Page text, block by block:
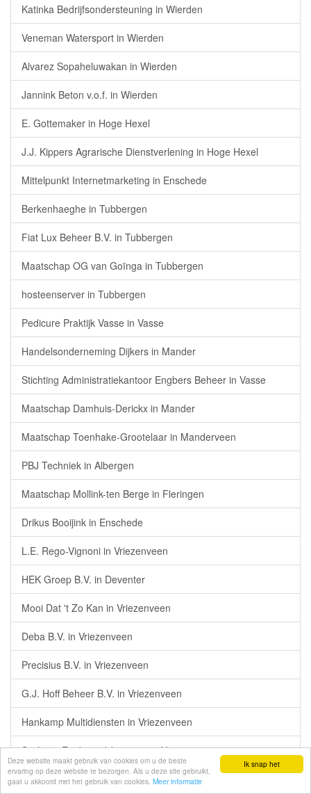
Ik snap het
Deze website maakt gebruik van cookies om u de beste
ervaring op deze website te bezorgen. Als u deze site gebruikt,
gaat u akkoord met het gebruik van cookies. Meer informatie
Katinka Bedrijfsondersteuning in Wierden
Veneman Watersport in Wierden
Alvarez Sopaheluwakan in Wierden
Jannink Beton v.o.f. in Wierden
E. Gottemaker in Hoge Hexel
J.J. Kippers Agrarische Dienstverlening in Hoge Hexel
Mittelpunkt Internetmarketing in Enschede
Berkenhaeghe in Tubbergen
Fiat Lux Beheer B.V. in Tubbergen
Maatschap OG van Goïnga in Tubbergen
hosteenserver in Tubbergen
Pedicure Praktijk Vasse in Vasse
Handelsonderneming Dijkers in Mander
Stichting Administratiekantoor Engbers Beheer in Vasse
Maatschap Damhuis-Derickx in Mander
Maatschap Toenhake-Grootelaar in Manderveen
PBJ Techniek in Albergen
Maatschap Mollink-ten Berge in Fleringen
Drikus Booijink in Enschede
L.E. Rego-Vignoni in Vriezenveen
HEK Groep B.V. in Deventer
Mooi Dat 't Zo Kan in Vriezenveen
Deba B.V. in Vriezenveen
Precisius B.V. in Vriezenveen
G.J. Hoff Beheer B.V. in Vriezenveen
Hankamp Multidiensten in Vriezenveen
Stichting Engbertsdijksvenen in Vriezenveen
NBD Waarneming in Vriezenveen